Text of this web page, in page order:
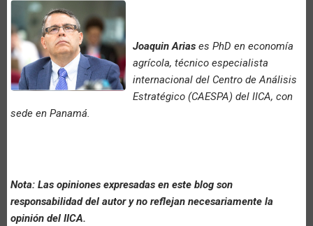
Joaquin Arias es PhD en economía
agrícola, técnico especialista
internacional del Centro de Análisis
Estratégico (CAESPA) del IICA, con
sede en Panamá.
Nota: Las opiniones expresadas en este blog son
responsabilidad del autor y no reflejan necesariamente la
opinión del IICA.